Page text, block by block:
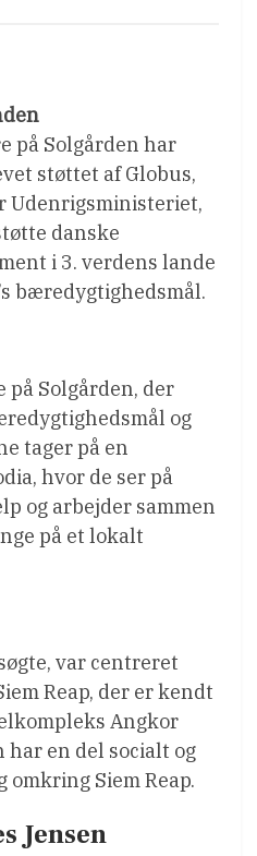
på Solgården har
støttet af Globus,
Udenrigsministeriet,
danske
i 3. verdens lande
bæredygtighedsmål.
Solgården, der
og
tager på en
hvor de ser på
og arbejder sammen
på et lokalt
var centreret
Reap, der er kendt
Angkor
har en del socialt og
Siem Reap.
Jensen